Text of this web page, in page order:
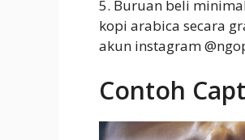
5. Buruan beli
kopi arabica secara
akun instagram
Contoh